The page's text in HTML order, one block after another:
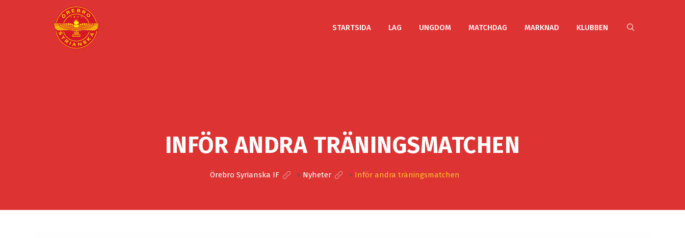
STARTSIDA LAG UNGDOM MATCHDAG MARKNAD KLUBBEN
INFÖR ANDRA TRÄNINGSMATCHEN
Örebro Syrianska IF > Nyheter > Inför andra träningsmatchen